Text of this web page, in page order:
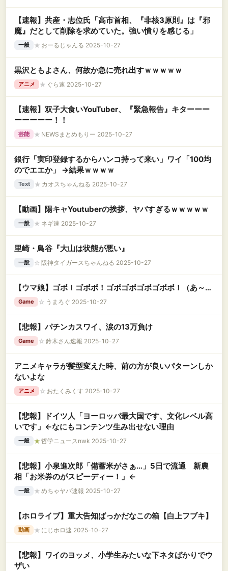
【速報】共産・志位氏「高市首相、『非核3原則』は『邪
魔』だとして削除を求めていた。強い憤りを感じる」
一般 ★ おーるじゃんる 2025-10-27
黒沢ともよさん、何故か急に売れ出すｗｗｗｗｗ
アニメ ★ ぐら速 2025-10-27
【速報】双子大食いYouTuber、『緊急報告』キターーー
ーーーーー！！
芸能 ★ NEWSまとめもりー 2025-10-27
銀行「実印登録するからハンコ持って来い」ワイ「100均
のでエエか」 →結果ｗｗｗｗ
Text ★ カオスちゃんねる 2025-10-27
【動画】陽キャYoutuberの挨拶、ヤバすぎるｗｗｗｗｗ
一般 ★ ネギ速 2025-10-27
里崎・鳥谷『大山は状態が悪い』
一般 ☆ 阪神タイガースちゃんねる 2025-10-27
【ウマ娘】ゴボ！ゴボボ！ゴボゴボゴボゴボボ！（あ～…
Game ☆ うまろぐ 2025-10-27
【悲報】パチンカスワイ、涙の13万負け
Game ☆ 鈴木さん速報 2025-10-27
アニメキャラが髪型変えた時、前の方が良いパターンしか
ないよな
アニメ ☆ おたくみくす 2025-10-27
【悲報】ドイツ人「ヨーロッパ最大国です、文化レベル高
いです」←なにもコンテンツ生み出せない理由
一般 ★ 哲学ニュースnwk 2025-10-27
【悲報】小泉進次郎「備蓄米がさぁ…」5日で流通 新農
相「お米券のがスピーディー！」←
一般 ★ めちゃヤバ速報 2025-10-27
【ホロライブ】重大告知ばっかだなこの箱【白上フブキ】
動画 ★ にじホロ速 2025-10-27
【悲報】ワイのヨッメ、小学生みたいな下ネタばかりでウ
ザい